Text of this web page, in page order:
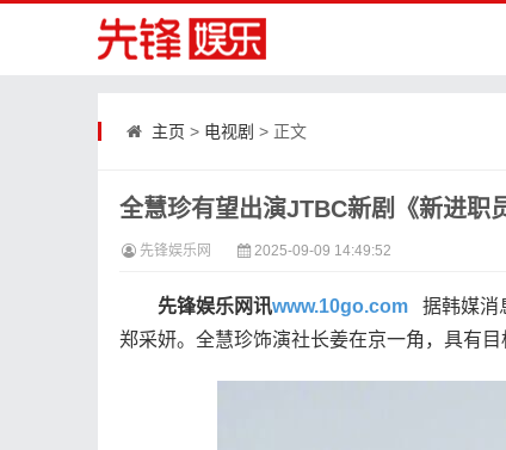
主页 > 电视剧 > 正文
全慧珍有望出演JTBC新剧《新进职
先锋娱乐网 2025-09-09 14:49:52
先锋娱乐网讯www.10go.com
据韩媒消
郑采妍。全慧珍饰演社长姜在京一角，具有